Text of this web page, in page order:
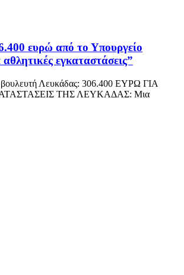
ευρώ από το Υπουργείο
εγκαταστάσεις”
βουλευτή Λευκάδας: 306.400 ΕΥΡΩ ΓΙΑ
ΤΗΣ ΛΕΥΚΑΔΑΣ: Μια